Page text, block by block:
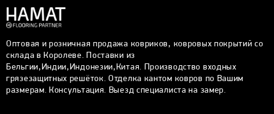
Оптовая и розничная продажа ковриков, ковровых покрытий со
склада в Королеве. Поставки из
Бельгии,Индии,Индонезии,Китая. Производство входных
грязезащитных решёток. Отделка кантом ковров по Вашим
размерам. Консультация. Выезд специалиста на замер.